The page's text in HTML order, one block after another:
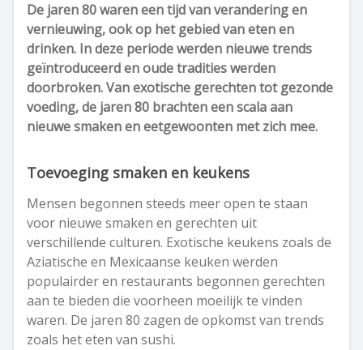
De jaren 80 waren een tijd van verandering en
vernieuwing, ook op het gebied van eten en
drinken. In deze periode werden nieuwe trends
geïntroduceerd en oude tradities werden
doorbroken. Van exotische gerechten tot gezonde
voeding, de jaren 80 brachten een scala aan
nieuwe smaken en eetgewoonten met zich mee.
Toevoeging smaken en keukens
Mensen begonnen steeds meer open te staan
voor nieuwe smaken en gerechten uit
verschillende culturen. Exotische keukens zoals de
Aziatische en Mexicaanse keuken werden
populairder en restaurants begonnen gerechten
aan te bieden die voorheen moeilijk te vinden
waren. De jaren 80 zagen de opkomst van trends
zoals het eten van sushi.